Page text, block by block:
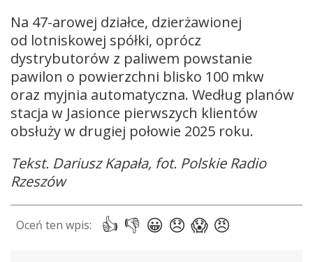
Na 47-arowej działce, dzierżawionej
od lotniskowej spółki, oprócz
dystrybutorów z paliwem powstanie
pawilon o powierzchni blisko 100 mkw
oraz myjnia automatyczna. Według planów
stacja w Jasionce pierwszych klientów
obsłuży w drugiej połowie 2025 roku.
Tekst. Dariusz Kapała, fot. Polskie Radio
Rzeszów